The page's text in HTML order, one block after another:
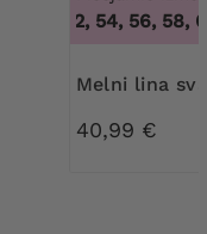
50, 52, 54, 56, 58,
Melni lina
40,99 €